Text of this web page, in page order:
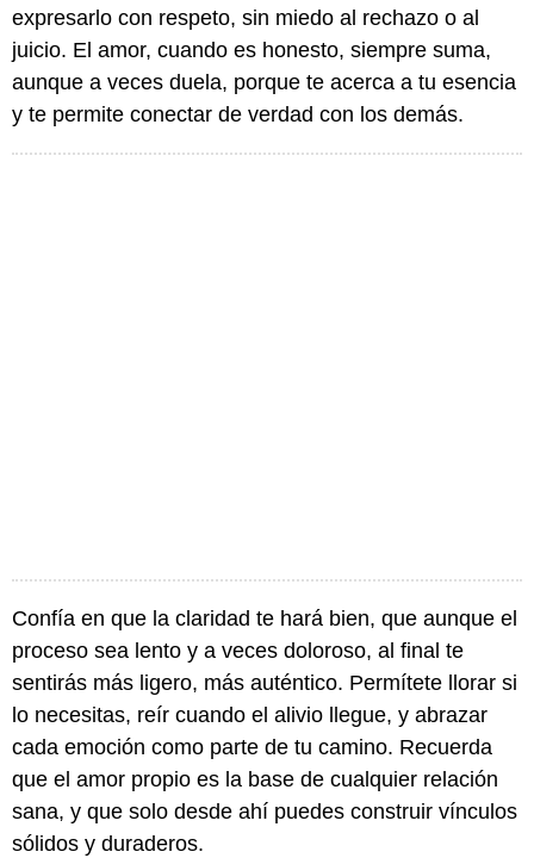
expresarlo con respeto, sin miedo al rechazo o al
juicio. El amor, cuando es honesto, siempre suma,
aunque a veces duela, porque te acerca a tu esencia
y te permite conectar de verdad con los demás.
Confía en que la claridad te hará bien, que aunque el
proceso sea lento y a veces doloroso, al final te
sentirás más ligero, más auténtico. Permítete llorar si
lo necesitas, reír cuando el alivio llegue, y abrazar
cada emoción como parte de tu camino. Recuerda
que el amor propio es la base de cualquier relación
sana, y que solo desde ahí puedes construir vínculos
sólidos y duraderos.